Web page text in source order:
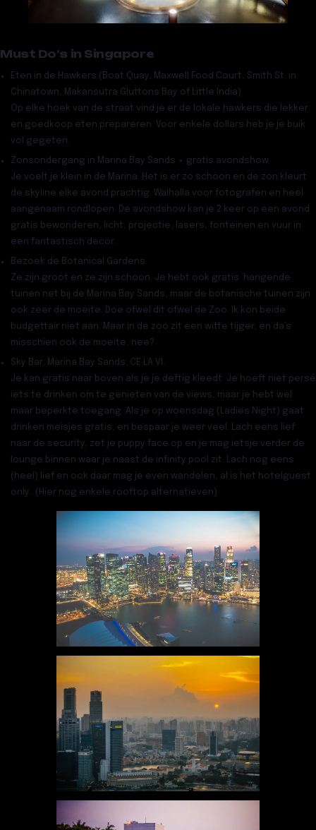
Must Do’s in Singapore
Eten in de Hawkers (Boat Quay, Maxwell Food Court, Smith St. in
Chinatown, Makansutra Gluttons Bay of Little India)
Op elke hoek van de straat vind je er de lokale hawkers die lekker
en goedkoop eten prepareren. Voor enkele dollars heb je je buik
vol gegeten.
Zonsondergang in Marina Bay Sands + gratis avondshow
Je voelt je klein in de Marina. Het is er zo schoon en de zon kleurt
de skyline elke avond prachtig. Walhalla voor fotografen en heel
aangenaam rondlopen. De avondshow kan je 2 keer op een avond
gratis bewonderen, licht, projectie, lasers, fonteinen en vuur in
een fantastisch decor.
Bezoek de Botanical Gardens
Ze zijn groot en ze zijn schoon. Je hebt ook gratis ‘hangende’
tuinen net bij de Marina Bay Sands, maar de botanische tuinen zijn
ook zeer de moeite. Doe ofwel dit ofwel de Zoo. Ik kon beide
budgettair niet aan. Maar in de zoo zit een witte tijger, en da’s
misschien ook de moeite, nee?
Sky Bar, Marina Bay Sands: CE LA VI.
Je kan gratis naar boven als je je deftig kleedt. Je hoeft niet persé
iets te drinken om te genieten van de views, maar je hebt wel
maar beperkte toegang. Als je op woensdag (Ladies Night) gaat
drinken meisjes gratis, en bespaar je weer veel. Lach eens lief
naar de security, zet je puppy face op en je mag ietsje verder de
lounge binnen waar je naast de infinity pool zit. Lach nog eens
(heel) lief en ook daar mag je even wandelen, al is het hotelguest
only. (Hier nog enkele rooftop alternatieven)